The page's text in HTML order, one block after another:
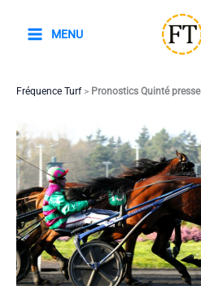
MENU
Fréquence Turf> Pronostics Quinté presse